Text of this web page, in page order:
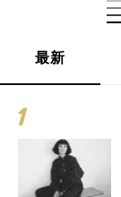
最新